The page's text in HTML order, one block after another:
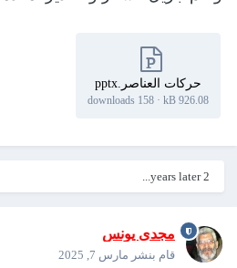
حركات العناصر.pptx
926.08 kB
·
158 downloads
2 years later...
مجدى يونس
قام بنشر مارس 7, 2025